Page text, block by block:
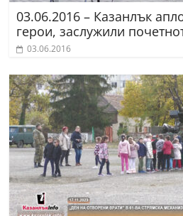
03.06.2016 – Казанлък
герои, заслужили
03.06.2016